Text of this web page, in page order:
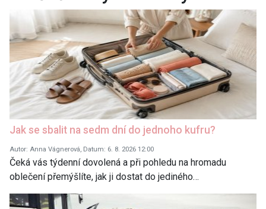
Jak se sbalit na sedm dní do jednoho kufru?
Autor: Anna Vágnerová, Datum: 6. 8. 2026 12:00
Čeká vás týdenní dovolená a při pohledu na hromadu
oblečení přemýšlíte, jak ji dostat do jediného…